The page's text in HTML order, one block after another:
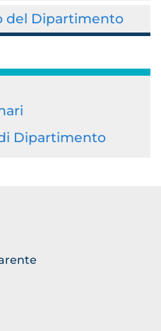
del Dipartimento
Dipartimento